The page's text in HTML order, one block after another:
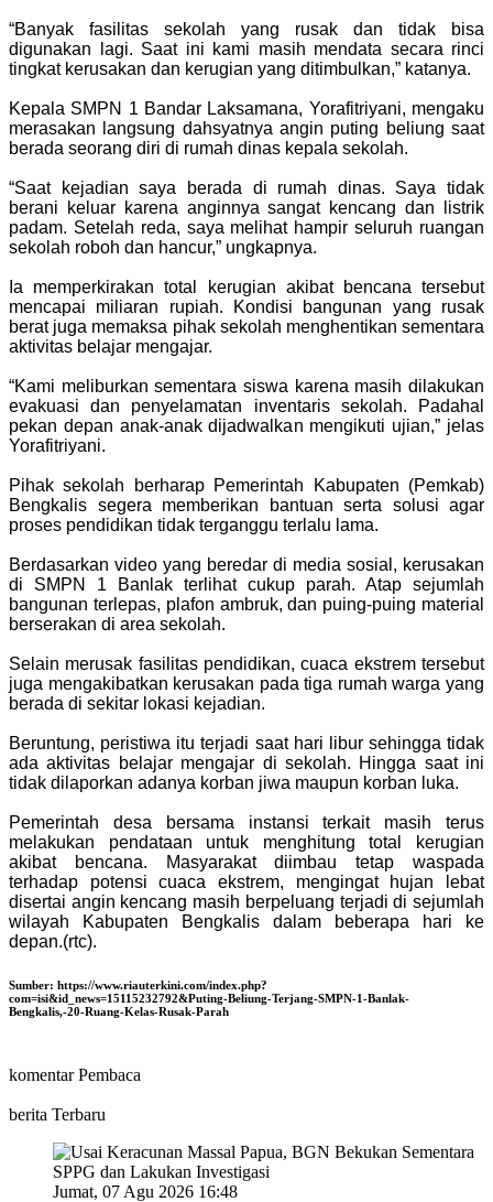
“Banyak fasilitas sekolah yang rusak dan tidak bisa
digunakan lagi. Saat ini kami masih mendata secara rinci
tingkat kerusakan dan kerugian yang ditimbulkan,” katanya.
Kepala SMPN 1 Bandar Laksamana, Yorafitriyani, mengaku
merasakan langsung dahsyatnya angin puting beliung saat
berada seorang diri di rumah dinas kepala sekolah.
“Saat kejadian saya berada di rumah dinas. Saya tidak
berani keluar karena anginnya sangat kencang dan listrik
padam. Setelah reda, saya melihat hampir seluruh ruangan
sekolah roboh dan hancur,” ungkapnya.
Ia memperkirakan total kerugian akibat bencana tersebut
mencapai miliaran rupiah. Kondisi bangunan yang rusak
berat juga memaksa pihak sekolah menghentikan sementara
aktivitas belajar mengajar.
“Kami meliburkan sementara siswa karena masih dilakukan
evakuasi dan penyelamatan inventaris sekolah. Padahal
pekan depan anak-anak dijadwalkan mengikuti ujian,” jelas
Yorafitriyani.
Pihak sekolah berharap Pemerintah Kabupaten (Pemkab)
Bengkalis segera memberikan bantuan serta solusi agar
proses pendidikan tidak terganggu terlalu lama.
Berdasarkan video yang beredar di media sosial, kerusakan
di SMPN 1 Banlak terlihat cukup parah. Atap sejumlah
bangunan terlepas, plafon ambruk, dan puing-puing material
berserakan di area sekolah.
Selain merusak fasilitas pendidikan, cuaca ekstrem tersebut
juga mengakibatkan kerusakan pada tiga rumah warga yang
berada di sekitar lokasi kejadian.
Beruntung, peristiwa itu terjadi saat hari libur sehingga tidak
ada aktivitas belajar mengajar di sekolah. Hingga saat ini
tidak dilaporkan adanya korban jiwa maupun korban luka.
Pemerintah desa bersama instansi terkait masih terus
melakukan pendataan untuk menghitung total kerugian
akibat bencana. Masyarakat diimbau tetap waspada
terhadap potensi cuaca ekstrem, mengingat hujan lebat
disertai angin kencang masih berpeluang terjadi di sejumlah
wilayah Kabupaten Bengkalis dalam beberapa hari ke
depan.(rtc).
Sumber: https://www.riauterkini.com/index.php?
com=isi&id_news=15115232792&Puting-Beliung-Terjang-SMPN-1-Banlak-
Bengkalis,-20-Ruang-Kelas-Rusak-Parah
komentar Pembaca
berita Terbaru
Jumat, 07 Agu 2026 16:48